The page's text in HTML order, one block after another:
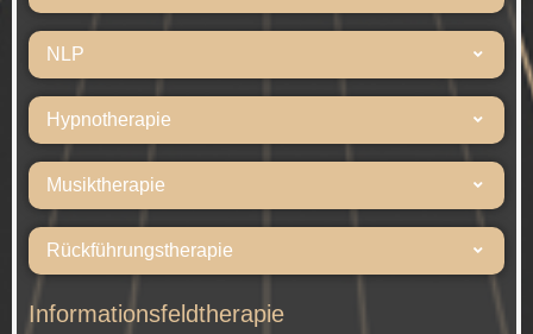
NLP
Hypnotherapie
Musiktherapie
Rückführungstherapie
Informationsfeldtherapie